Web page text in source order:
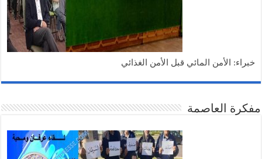
خبراء: الأمن المائي قبل الأمن الغذائي
مفكرة العاصمة